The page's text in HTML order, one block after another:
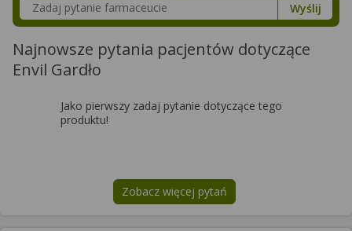
Wyślij
Najnowsze pytania pacjentów dotyczące
Envil Gardło
Jako pierwszy zadaj pytanie dotyczące tego
produktu!
Zobacz więcej pytań
na tematEnvil Gardło